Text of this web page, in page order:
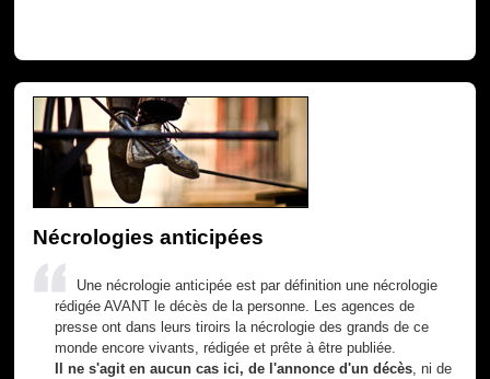
Nécrologies anticipées
Une nécrologie anticipée est par définition une nécrologie
rédigée AVANT le décès de la personne. Les agences de
presse ont dans leurs tiroirs la nécrologie des grands de ce
monde encore vivants, rédigée et prête à être publiée.
Il ne s'agit en aucun cas ici, de l'annonce d'un décès , ni de